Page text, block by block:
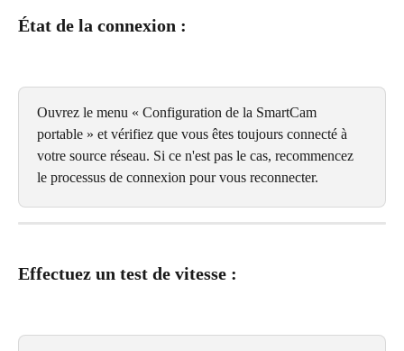
État de la connexion :
Ouvrez le menu « Configuration de la SmartCam
portable » et vérifiez que vous êtes toujours connecté à
votre source réseau. Si ce n'est pas le cas, recommencez
le processus de connexion pour vous reconnecter.
Effectuez un test de vitesse :